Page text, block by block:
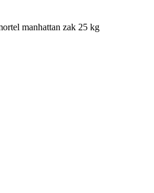
manhattan zak 25 kg